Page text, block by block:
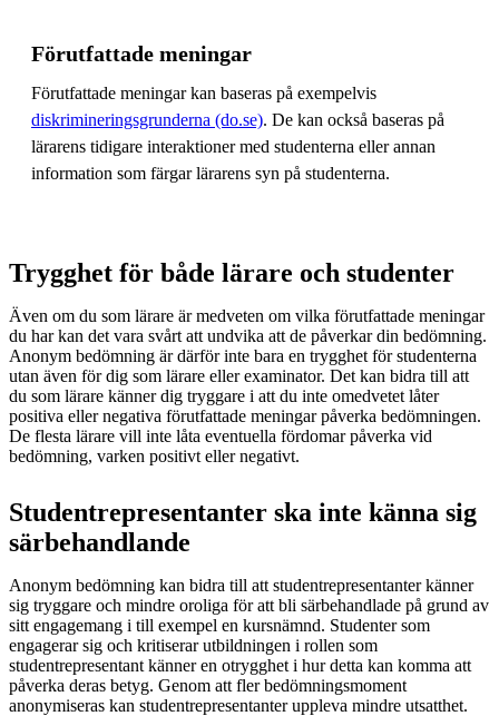
Förutfattade meningar
Förutfattade meningar kan baseras på exempelvis
diskrimineringsgrunderna (do.se). De kan också baseras på
lärarens tidigare interaktioner med studenterna eller annan
information som färgar lärarens syn på studenterna.
Trygghet för både lärare och studenter
Även om du som lärare är medveten om vilka förutfattade meningar
du har kan det vara svårt att undvika att de påverkar din bedömning.
Anonym bedömning är därför inte bara en trygghet för studenterna
utan även för dig som lärare eller examinator. Det kan bidra till att
du som lärare känner dig tryggare i att du inte omedvetet låter
positiva eller negativa förutfattade meningar påverka bedömningen.
De flesta lärare vill inte låta eventuella fördomar påverka vid
bedömning, varken positivt eller negativt.
Studentrepresentanter ska inte känna sig
särbehandlande
Anonym bedömning kan bidra till att studentrepresentanter känner
sig tryggare och mindre oroliga för att bli särbehandlade på grund av
sitt engagemang i till exempel en kursnämnd. Studenter som
engagerar sig och kritiserar utbildningen i rollen som
studentrepresentant känner en otrygghet i hur detta kan komma att
påverka deras betyg. Genom att fler bedömningsmoment
anonymiseras kan studentrepresentanter uppleva mindre utsatthet.